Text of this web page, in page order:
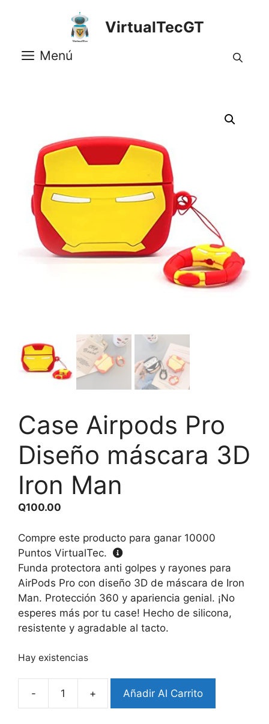
VirtualTecGT
Menú
Case Airpods Pro
Diseño máscara 3D
Iron Man
Q100.00
Compre este producto para ganar 10000
Puntos VirtualTec.
Funda protectora anti golpes y rayones para
AirPods Pro con diseño 3D de máscara de Iron
Man. Protección 360 y apariencia genial. ¡No
esperes más por tu case! Hecho de silicona,
resistente y agradable al tacto.
Hay existencias
-
Case
+ Añadir Al Carrito